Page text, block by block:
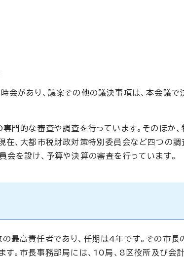
があり、議案その他の議決事項は、本会議で
門的な審査や調査を行っています。そのほか
在、大都市税財政対策特別委員会など四つの調
を設け、予算や決算の審査を行っています。
最高責任者であり、任期は4年です。その市長
す。市長事務部局には、10局、8区役所及び会